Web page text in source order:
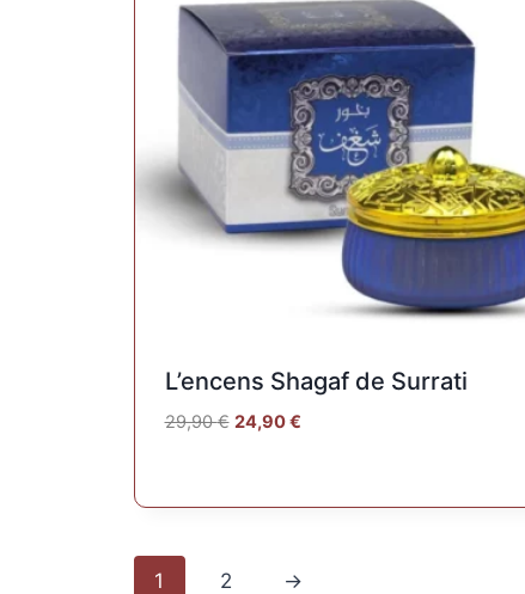
L’encens Shagaf de Surrati
29,90€ 24,90€
1 2 →